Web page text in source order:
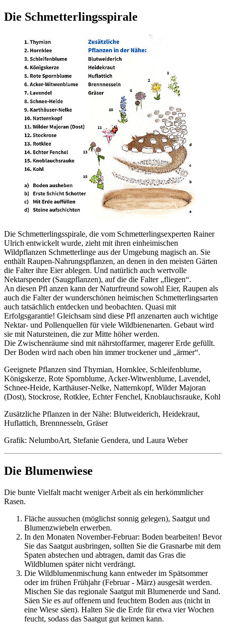
Die Schmetterlingsspirale
Die Schmetterlingsspirale, die vom Schmetterlingsexperten Rainer
Ulrich entwickelt wurde, zieht mit ihren einheimischen
Wildpflanzen Schmetterlinge aus der Umgebung magisch an. Sie
enthält Raupen-Nahrungspflanzen, an denen in den meisten Gärten
die Falter ihre Eier ablegen. Und natürlich auch wertvolle
Nektarspender (Saugpflanzen), auf die die Falter „fliegen“.
An diesen Pfl anzen kann der Naturfreund sowohl Eier, Raupen als
auch die Falter der wunderschönen heimischen Schmetterlingsarten
auch tatsächlich entdecken und beobachten. Quasi mit
Erfolgsgarantie! Gleichsam sind diese Pfl anzenarten auch wichtige
Nektar- und Pollenquellen für viele Wildbienenarten. Gebaut wird
sie mit Natursteinen, die zur Mitte höher werden.
Die Zwischenräume sind mit nährstoffarmer, magerer Erde gefüllt.
Der Boden wird nach oben hin immer trockener und „ärmer“.
Geeignete Pflanzen sind Thymian, Hornklee, Schleifenblume,
Königskerze, Rote Spornblume, Acker-Witwenblume, Lavendel,
Schnee-Heide, Karthäuser-Nelke, Natternkopf, Wilder Majoran
(Dost), Stockrose, Rotklee, Echter Fenchel, Knoblauchsrauke, Kohl
Zusätzliche Pflanzen in der Nähe: Blutweiderich, Heidekraut,
Huflattich, Brennnesseln, Gräser
Grafik: NelumboArt, Stefanie Gendera, und Laura Weber
Die Blumenwiese
Die bunte Vielfalt macht weniger Arbeit als ein herkömmlicher
Rasen.
Fläche aussuchen (möglichst sonnig gelegen), Saatgut und
Blumenzwiebeln erwerben.
In den Monaten November-Februar: Boden bearbeiten! Bevor
Sie das Saatgut ausbringen, sollten Sie die Grasnarbe mit dem
Spaten abstechen und abtragen, damit das Gras die
Wildblumen später nicht verdrängt.
Die Wildblumenmischung kann entweder im Spätsommer
oder im frühen Frühjahr (Februar - März) ausgesät werden.
Mischen Sie das regionale Saatgut mit Blumenerde und Sand.
Säen Sie es auf offenem und feuchtem Boden aus (nicht in
eine Wiese säen). Halten Sie die Erde für etwa vier Wochen
feucht, sodass das Saatgut gut keimen kann.